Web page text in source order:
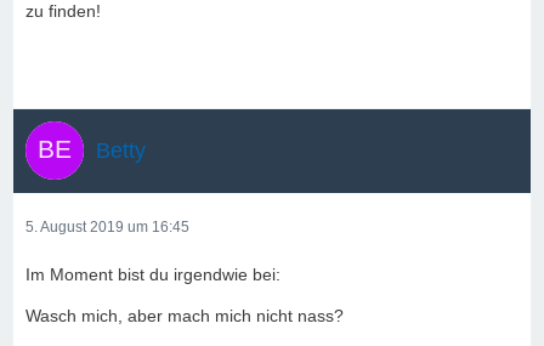
zu finden!
Betty
5. August 2019 um 16:45
Im Moment bist du irgendwie bei:
Wasch mich, aber mach mich nicht nass?